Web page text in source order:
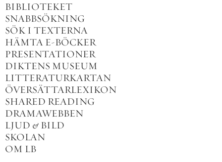
BIBLIOTEKET
SNABBSÖKNING
SÖK I TEXTERNA
HÄMTA E-BÖCKER
PRESENTATIONER
DIKTENS MUSEUM
LITTERATURKARTAN
ÖVERSÄTTARLEXIKON
SHARED READING
DRAMAWEBBEN
LJUD & BILD
SKOLAN
OM LB